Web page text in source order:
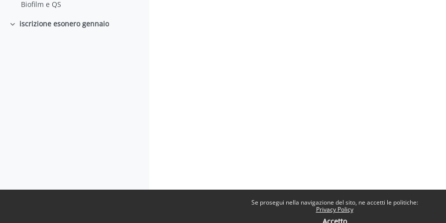
Se prosegui nella navigazione del sito, ne accetti le politiche:
Privacy Policy
Biofilm e QS
Minimizza
iscrizione esonero gennaio